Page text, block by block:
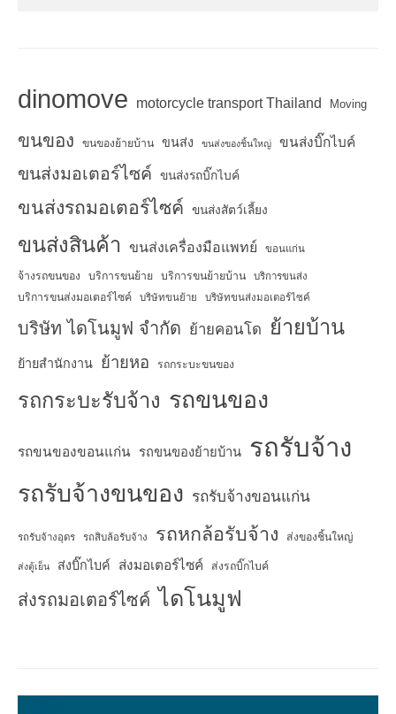
dinomove motorcycle transport Thailand Moving
ขนของ ขนของย้ายบ้าน ขนส่ง ขนส่งของชิ้นใหญ่ ขนส่งบิ๊กไบค์
ขนส่งมอเตอร์ไซค์ ขนส่งรถบิ๊กไบค์
ขนส่งรถมอเตอร์ไซค์ ขนส่งสัตว์เลี้ยง
ขนส่งสินค้า ขนส่งเครื่องมือแพทย์ ขอนแก่น
จ้างรถขนของ บริการขนย้าย บริการขนย้ายบ้าน บริการขนส่ง
บริการขนส่งมอเตอร์ไซค์ บริษัทขนย้าย บริษัทขนส่งมอเตอร์ไซค์
บริษัท ไดโนมูฟ จำกัด ย้ายคอนโด ย้ายบ้าน
ย้ายสำนักงาน ย้ายหอ รถกระบะขนของ
รถกระบะรับจ้าง รถขนของ
รถขนของขอนแก่น รถขนของย้ายบ้าน รถรับจ้าง
รถรับจ้างขนของ รถรับจ้างขอนแก่น
รถรับจ้างอุดร รถสิบล้อรับจ้าง รถหกล้อรับจ้าง ส่งของชิ้นใหญ่
ส่งตู้เย็น ส่งบิ๊กไบค์ ส่งมอเตอร์ไซค์ ส่งรถบิ๊กไบค์
ส่งรถมอเตอร์ไซค์ ไดโนมูฟ